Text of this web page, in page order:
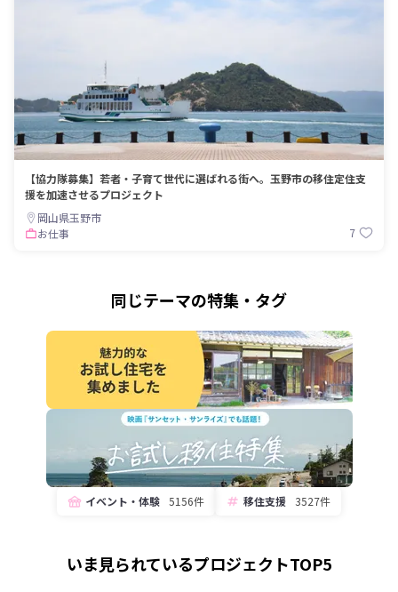
【協力隊募集】若者・子育て世代に選ばれる街へ。玉野市の移住定住支
援を加速させるプロジェクト
岡山県玉野市
お仕事
7
同じテーマの特集・タグ
イベント・体験 5156件 移住支援 3527件
いま見られているプロジェクトTOP5